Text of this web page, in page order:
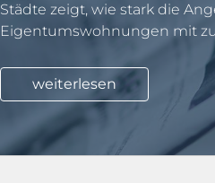
Städte zeigt, wie stark die
Eigentumswohnungen mit
weiterlesen